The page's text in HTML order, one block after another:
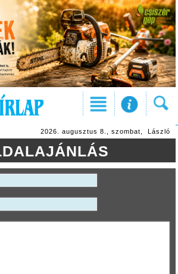
2026. augusztus 8., szombat, László